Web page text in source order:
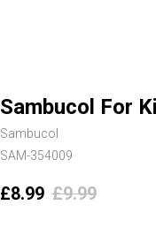
Sambucol For
Sambucol
SAM-354009
£8.99 £9.99